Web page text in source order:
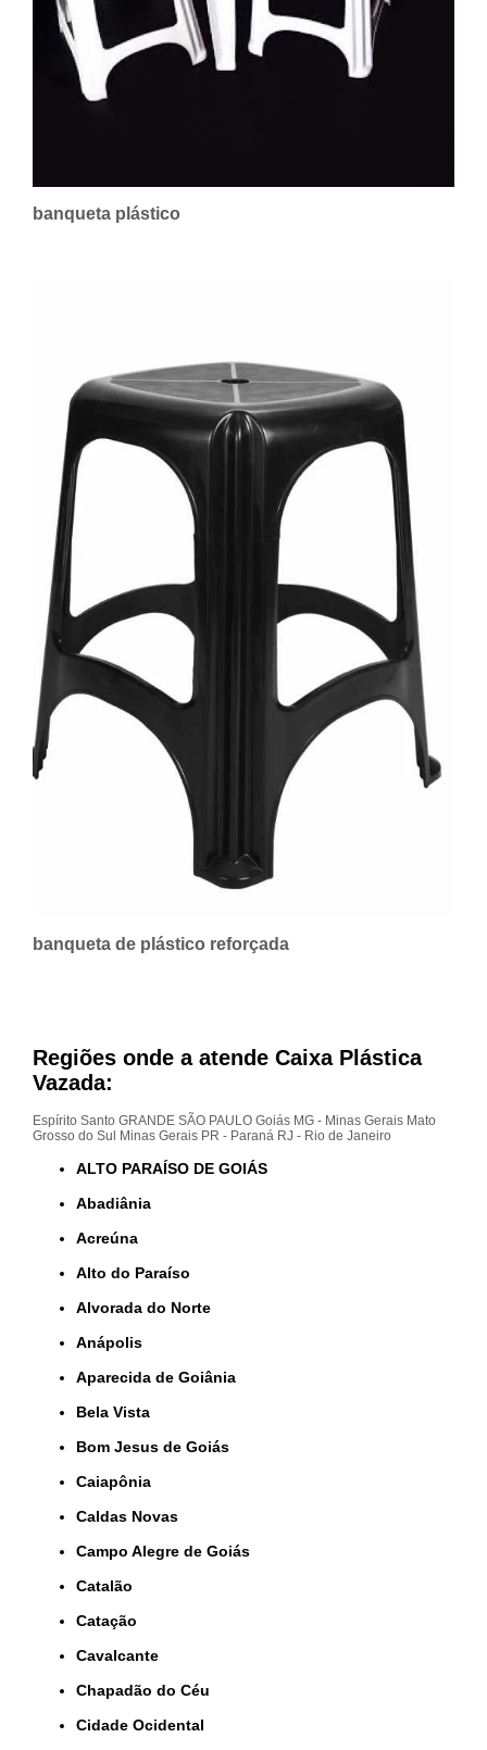
banqueta plástico
banqueta de plástico reforçada
Regiões onde a atende Caixa Plástica
Vazada:
Espírito Santo GRANDE SÃO PAULO Goiás MG - Minas Gerais Mato
Grosso do Sul
Minas Gerais PR - Paraná RJ - Rio de Janeiro
ALTO PARAÍSO DE GOIÁS
Abadiânia
Acreúna
Alto do Paraíso
Alvorada do Norte
Anápolis
Aparecida de Goiânia
Bela Vista
Bom Jesus de Goiás
Caiapônia
Caldas Novas
Campo Alegre de Goiás
Catalão
Catação
Cavalcante
Chapadão do Céu
Cidade Ocidental